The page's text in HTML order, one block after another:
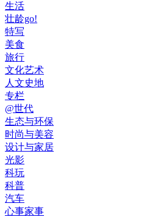
生活
壮龄go!
特写
美食
旅行
文化艺术
人文史地
专栏
@世代
生态与环保
时尚与美容
设计与家居
光影
科玩
科普
汽车
心事家事